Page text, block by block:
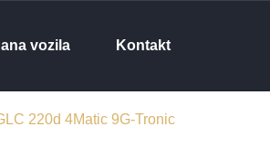
vozila Kontakt
220d 4Matic 9G-Tronic